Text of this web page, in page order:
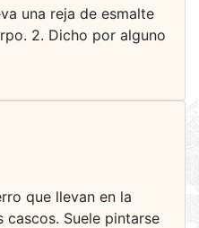
una reja de esmalte
2. Dicho por alguno
que llevan en la
Suele pintarse